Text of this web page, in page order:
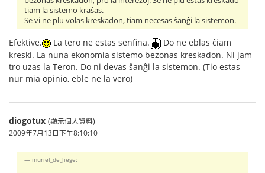
tiam la sistemo kraŝas.
Se vi ne plu volas kreskadon, tiam necesas ŝanĝi la sistemon.
Efektive. La tero ne estas senfina.
Do ne eblas ĉiam
kreski. La nuna ekonomia sistemo bezonas kreskadon. Ni jam
tro uzas la Teron. Do ni devas ŝanĝi la sistemon. (Tio estas
nur mia opinio, eble ne la vero)
diogotux (顯示個人資料)
2009年7月13日下午8:10:10
muriel_de_liege: